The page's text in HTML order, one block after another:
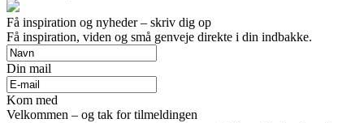
Få inspiration og nyheder – skriv dig op
Få inspiration, viden og små genveje direkte i din indbakke.
Din mail
Kom med
Velkommen – og tak for tilmeldingen